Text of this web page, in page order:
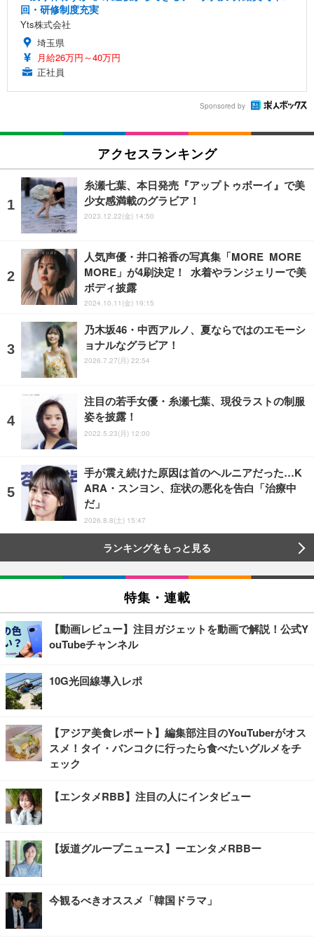
回・研修制度充実
Yts株式会社
埼玉県
月給26万円～40万円
正社員
Sponsored by
アクセスランキング
糸瀬七葉、本日発売『アップトゥボーイ』で美
少女感満載のグラビア！
2023.12.22(金) 14:50
人気声優・井口裕香の写真集「MORE MORE
MORE」が4刷決定！ 水着やランジェリーで美
ボディ披露
2024.10.11(金) 19:15
乃木坂46・中西アルノ、夏ならではのエモーシ
ョナルなグラビア！
2026.7.27(月) 22:54
注目の若手女優・糸瀬七葉、現役ラストの制服
姿を披露！
2022.5.23(月) 12:00
手が震え続けた原因は首のヘルニアだった…K
ARA・スンヨン、症状の悪化を告白「治療中
だ」
2026.8.8(土) 15:47
ランキングをもっと見る
特集・連載
【動画レビュー】注目ガジェットを動画で解説！公式Y
ouTubeチャンネル
10G光回線導入レポ
【アジア美食レポート】編集部注目のYouTuberがオス
スメ！タイ・バンコクに行ったら食べたいグルメをチ
ェック
【エンタメRBB】注目の人にインタビュー
【坂道グループニュース】ーエンタメRBBー
今観るべきオススメ「韓国ドラマ」